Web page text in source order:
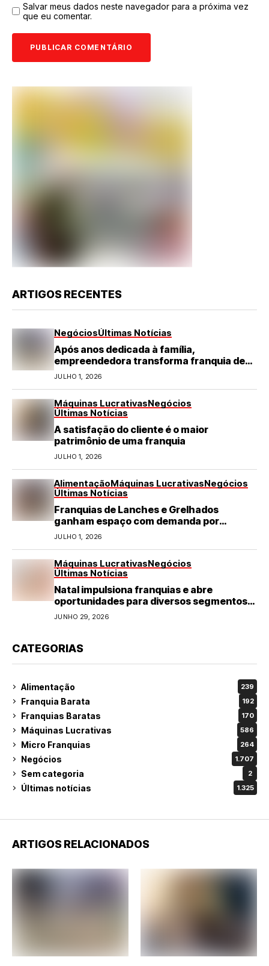
Salvar meus dados neste navegador para a próxima vez
que eu comentar.
ARTIGOS RECENTES
NegóciosÚltimas Notícias
Após anos dedicada à família,
empreendedora transforma franquia de
turismo em negócio de destaque no RN
JULHO 1, 2026
Máquinas LucrativasNegócios
Últimas Notícias
A satisfação do cliente é o maior
patrimônio de uma franquia
JULHO 1, 2026
AlimentaçãoMáquinas LucrativasNegócios
Últimas Notícias
Franquias de Lanches e Grelhados
ganham espaço com demanda por
refeições rápidas e de qualidade
JULHO 1, 2026
Máquinas LucrativasNegócios
Últimas Notícias
Natal impulsiona franquias e abre
oportunidades para diversos segmentos
do varejo
JUNHO 29, 2026
CATEGORIAS
Alimentação 239
Franquia Barata 192
Franquias Baratas 170
Máquinas Lucrativas 586
Micro Franquias 264
Negócios 1.707
Sem categoria 2
Últimas notícias 1.325
ARTIGOS RELACIONADOS